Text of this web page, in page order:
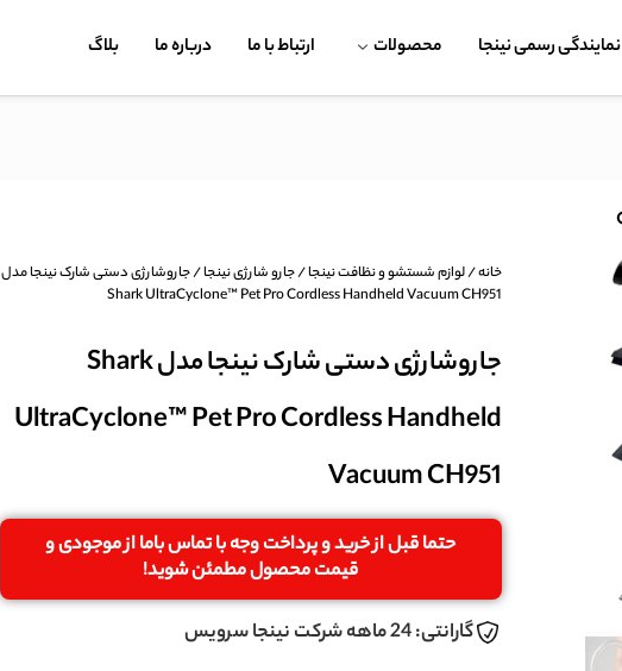
نمایندگی رسمی نینجا محصولات ارتباط با ما درباره ما بلاگ
خانه/لوازم شستشو و نظافت نینجا/جارو شارژی نینجا/ جاروشارژی دستی شارک نینجا مدل
Shark UltraCyclone™ Pet Pro Cordless Handheld Vacuum CH951
جاروشارژی دستی شارک نینجا مدل Shark
UltraCyclone™ Pet Pro Cordless Handheld
Vacuum CH951
حتما قبل از خرید و پرداخت وجه با تماس باما از موجودی و
قیمت محصول مطمئن شوید!
گارانتی: 24 ماهه شرکت نینجا سرویس